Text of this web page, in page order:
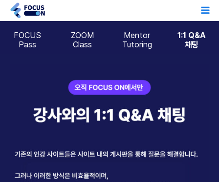
텐
FOCUS
Pass
ZOOM
Class
Mentor
Tutoring
1:1 Q&A
채팅